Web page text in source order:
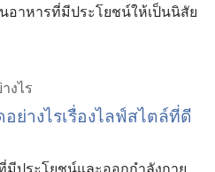
าหารที่มีประโยชน์ให้เป็นนิสัย
งไร
ย่างไรเรื่องไลฟ์สไตล์ที่ดี
ประโยชน์และออกกำลังกาย